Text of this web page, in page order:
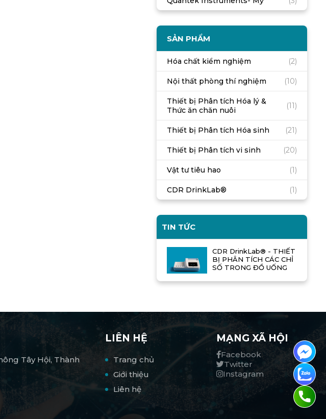
SẢN PHẨM
Hóa chất kiểm nghiệm (2)
Nội thất phòng thí nghiệm (10)
Thiết bị Phân tích Hóa lý &
Thức ăn chăn nuôi
(11)
Thiết bị Phân tích Hóa sinh (21)
Thiết bị Phân tích vi sinh (20)
Vật tư tiêu hao (1)
CDR DrinkLab® (1)
TIN TỨC
CDR DrinkLab® - THIẾT
BỊ PHÂN TÍCH CÁC CHỈ
SỐ TRONG ĐỒ UỐNG
Tây Hội, Thành
LIÊN HỆ
Trang chủ
Giới thiệu
Liên hệ
MẠNG XÃ HỘI
Facebook
Twitter
Instagram